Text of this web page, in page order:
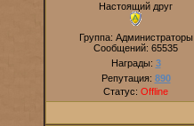
Настоящий друг
Группа: Администраторы
Сообщений: 65535
Награды: 3
Репутация: 890
Статус: Offline